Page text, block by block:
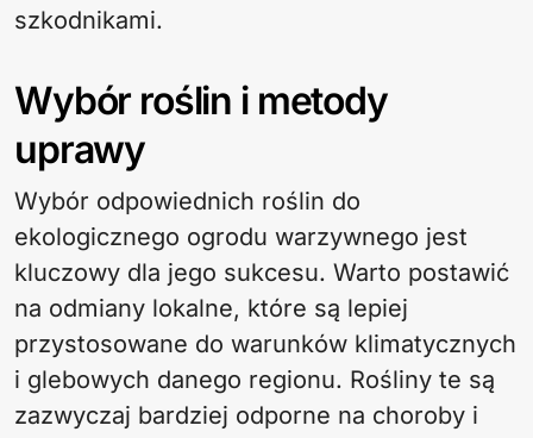
szkodnikami.
Wybór roślin i metody
uprawy
Wybór odpowiednich roślin do
ekologicznego ogrodu warzywnego jest
kluczowy dla jego sukcesu. Warto postawić
na odmiany lokalne, które są lepiej
przystosowane do warunków klimatycznych
i glebowych danego regionu. Rośliny te są
zazwyczaj bardziej odporne na choroby i